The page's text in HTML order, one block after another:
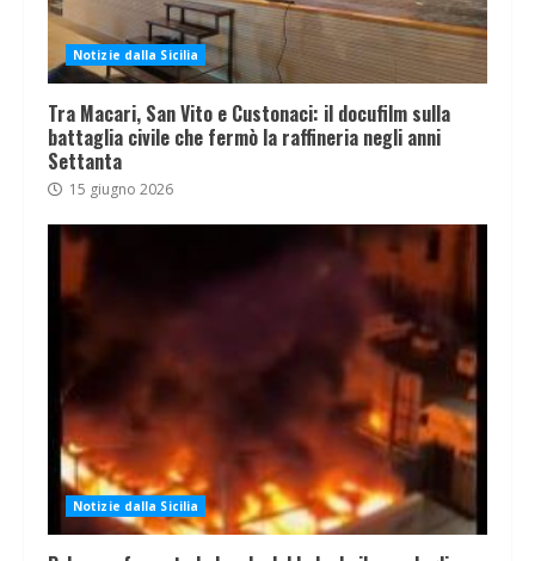
Notizie dalla Sicilia
Tra Macari, San Vito e Custonaci: il docufilm sulla
battaglia civile che fermò la raffineria negli anni
Settanta
15 giugno 2026
Notizie dalla Sicilia